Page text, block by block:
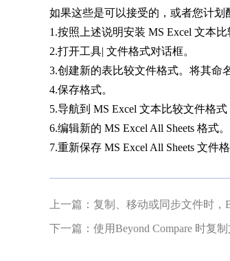
如果这些是可以接受的，或者您计划
1.按照上述说明安装 MS Excel 文本比
2.打开工具| 文件格式对话框。
3.创建新的表比较文件格式。将其命名
4.保存格式。
5.导航到 MS Excel 文本比较文件格
6.编辑新的 MS Excel All Sheets 格式
7.重新保存 MS Excel All Sheets 文件格
上一篇： 复制、移动或同步文件时，
下一篇： 使用Beyond Compare 时复